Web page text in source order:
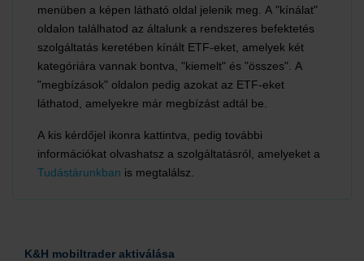
menüben a képen látható oldal jelenik meg. A "kínálat"
oldalon találhatod az általunk a rendszeres befektetés
szolgáltatás keretében kínált ETF-eket, amelyek két
kategóriára vannak bontva, "kiemelt" és "összes". A
"megbízások" oldalon pedig azokat az ETF-eket
láthatod, amelyekre már megbízást adtál be.
A kis kérdőjel ikonra kattintva, pedig további
információkat olvashatsz a szolgáltatásról, amelyeket a
Tudástárunkban is megtalálsz.
K&H mobiltrader aktiválása